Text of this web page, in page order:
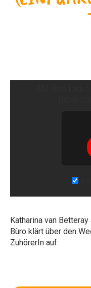
Katharina van Betteray
Büro klärt über den
ZuhörerIn auf.